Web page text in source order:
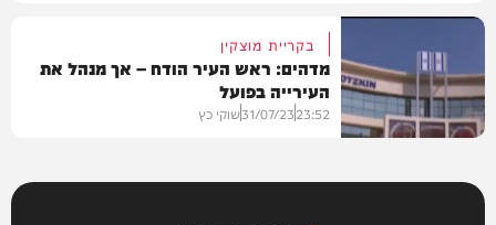
בקריית מוצקין
מדהים: ראש העיר הודח – אך מנהל את
העירייה בפועל
23:52
31/07/23שוקי כץ